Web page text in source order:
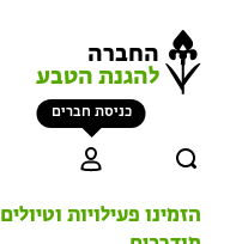
החברה
להגנת הטבע
כניסת חברים
הזמינו פעילויות וטיולים